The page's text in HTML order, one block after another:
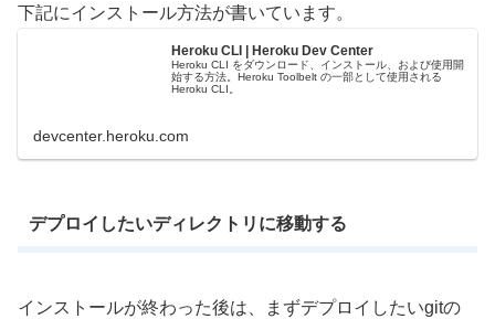
下記にインストール方法が書いています。
Heroku CLI | Heroku Dev Center
Heroku CLI をダウンロード、インストール、および使用開
始する方法。Heroku Toolbelt の一部として使用される
Heroku CLI。
devcenter.heroku.com
デプロイしたいディレクトリに移動する
インストールが終わった後は、まずデプロイしたいgitの